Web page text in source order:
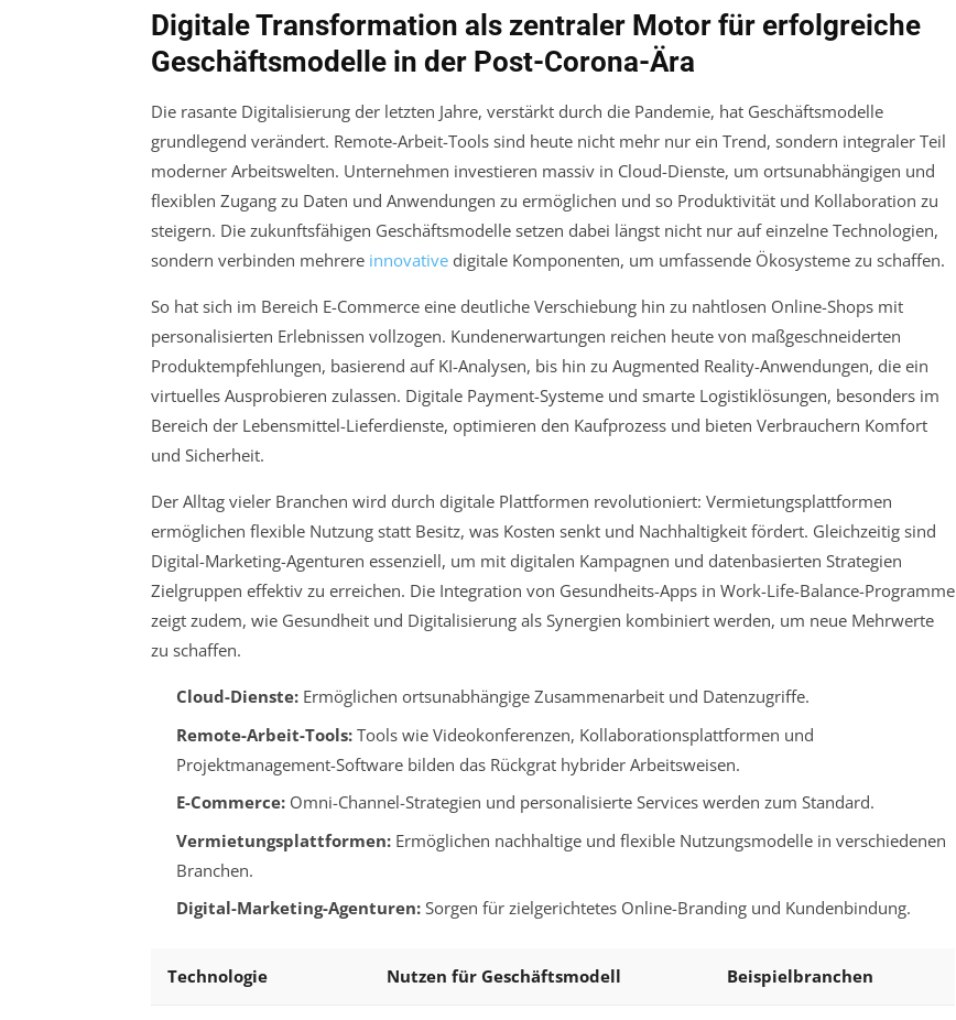
Digitale Transformation als zentraler Motor für erfolgreiche
Geschäftsmodelle in der Post-Corona-Ära
Die rasante Digitalisierung der letzten Jahre, verstärkt durch die Pandemie, hat Geschäftsmodelle
grundlegend verändert. Remote-Arbeit-Tools sind heute nicht mehr nur ein Trend, sondern integraler Teil
moderner Arbeitswelten. Unternehmen investieren massiv in Cloud-Dienste, um ortsunabhängigen und
flexiblen Zugang zu Daten und Anwendungen zu ermöglichen und so Produktivität und Kollaboration zu
steigern. Die zukunftsfähigen Geschäftsmodelle setzen dabei längst nicht nur auf einzelne Technologien,
sondern verbinden mehrere innovative digitale Komponenten, um umfassende Ökosysteme zu schaffen.
So hat sich im Bereich E-Commerce eine deutliche Verschiebung hin zu nahtlosen Online-Shops mit
personalisierten Erlebnissen vollzogen. Kundenerwartungen reichen heute von maßgeschneiderten
Produktempfehlungen, basierend auf KI-Analysen, bis hin zu Augmented Reality-Anwendungen, die ein
virtuelles Ausprobieren zulassen. Digitale Payment-Systeme und smarte Logistiklösungen, besonders im
Bereich der Lebensmittel-Lieferdienste, optimieren den Kaufprozess und bieten Verbrauchern Komfort
und Sicherheit.
Der Alltag vieler Branchen wird durch digitale Plattformen revolutioniert: Vermietungsplattformen
ermöglichen flexible Nutzung statt Besitz, was Kosten senkt und Nachhaltigkeit fördert. Gleichzeitig sind
Digital-Marketing-Agenturen essenziell, um mit digitalen Kampagnen und datenbasierten Strategien
Zielgruppen effektiv zu erreichen. Die Integration von Gesundheits-Apps in Work-Life-Balance-Programme
zeigt zudem, wie Gesundheit und Digitalisierung als Synergien kombiniert werden, um neue Mehrwerte
zu schaffen.
Cloud-Dienste:Ermöglichen ortsunabhängige Zusammenarbeit und Datenzugriffe.
Remote-Arbeit-Tools:Tools wie Videokonferenzen, Kollaborationsplattformen und
Projektmanagement-Software bilden das Rückgrat hybrider Arbeitsweisen.
E-Commerce:Omni-Channel-Strategien und personalisierte Services werden zum Standard.
Vermietungsplattformen:Ermöglichen nachhaltige und flexible Nutzungsmodelle in verschiedenen
Branchen.
Digital-Marketing-Agenturen:Sorgen für zielgerichtetes Online-Branding und Kundenbindung.
Technologie Nutzen für Geschäftsmodell Beispielbranchen